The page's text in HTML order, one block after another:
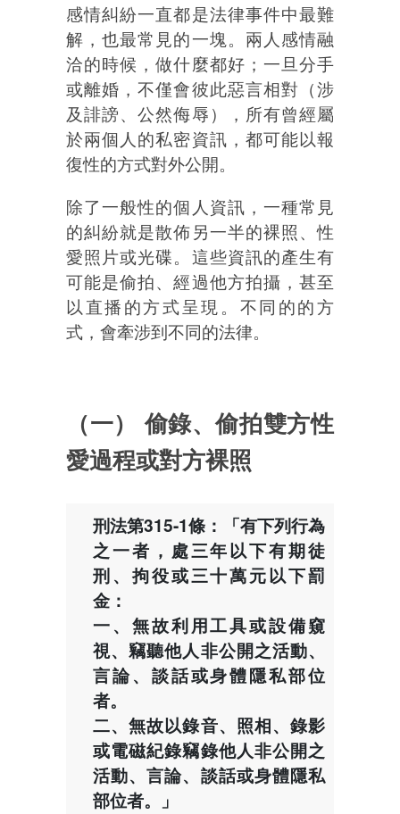
感情糾紛一直都是法律事件中最難
解，也最常見的一塊。兩人感情融
洽的時候，做什麼都好；一旦分手
或離婚，不僅會彼此惡言相對（涉
及誹謗、公然侮辱），所有曾經屬
於兩個人的私密資訊，都可能以報
復性的方式對外公開。
除了一般性的個人資訊，一種常見
的糾紛就是散佈另一半的裸照、性
愛照片或光碟。這些資訊的產生有
可能是偷拍、經過他方拍攝，甚至
以直播的方式呈現。不同的的方
式，會牽涉到不同的法律。
（一） 偷錄、偷拍雙方性
愛過程或對方裸照
刑法第315-1條：「有下列行為
之一者，處三年以下有期徒
刑、拘役或三十萬元以下罰
金：
一、無故利用工具或設備窺
視、竊聽他人非公開之活動、
言論、談話或身體隱私部位
者。
二、無故以錄音、照相、錄影
或電磁紀錄竊錄他人非公開之
活動、言論、談話或身體隱私
部位者。」